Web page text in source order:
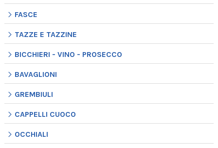
FASCE
TAZZE E TAZZINE
BICCHIERI - VINO - PROSECCO
BAVAGLIONI
GREMBIULI
CAPPELLI CUOCO
OCCHIALI